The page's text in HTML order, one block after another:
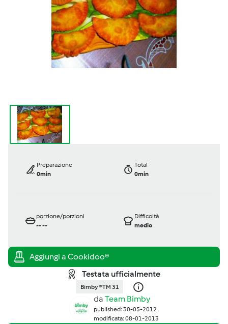
Preparazione
0min
Total
0min
porzione/porzioni
----
Difficoltà
medio
Testata ufficialmente
Bimby ® TM 31
da Team Bimby
published: 30-05-2012
modificata: 08-01-2013